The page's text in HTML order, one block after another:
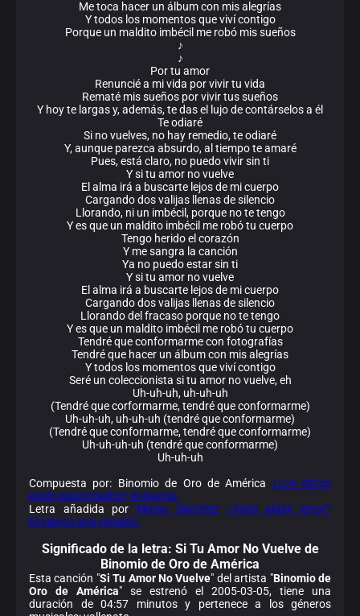
Me toca hacer un álbum con mis alegrías
Y todos los momentos que viví contigo
Porque un maldito imbécil me robó mis sueños
♪
♪
Por tu amor
Renuncié a mi vida por vivir tu vida
Rematé mis sueños por vivir tus sueños
Y hoy te largas y, además, te das el lujo de contárselos a él
Te odiaré
Si no vuelves, no hay remedio, te odiaré
Y, aunque parezca absurdo, al tiempo te amaré
Pues, está claro, no puedo vivir sin ti
Y si tu amor no vuelve
El alma irá a buscarte lejos de mi cuerpo
Cargando dos valijas llenas de silencio
Llorando, ni un imbécil, porque no te tengo
Y es que un maldito imbécil me robó tu cuerpo
Tengo herido el corazón
Y me sangra la canción
Ya no puedo estar sin ti
Y si tu amor no vuelve
El alma irá a buscarte lejos de mi cuerpo
Cargando dos valijas llenas de silencio
Llorando del fracaso porque no te tengo
Y es que un maldito imbécil me robó tu cuerpo
Tendré que conformarme con fotografías
Tendré que hacer un álbum con mis alegrías
Y todos los momentos que viví contigo
Seré un coleccionista si tu amor no vuelve, eh
Uh-uh-uh, uh-uh-uh
(Tendré que corformarme, tendré que conformarme)
Uh-uh-uh, uh-uh-uh (tendré que conformarme)
(Tendré que conformarme, tendré que conformarme)
Uh-uh-uh-uh (tendré que conformarme)
Uh-uh-uh
Compuesta por: Binomio de Oro de América ¿Los datos
están equivocados? Avísanos.
Letra añadida por Mateo Sanchez
¿Viste algún error?
Envíanos una revisión.
Significado de la letra: Si Tu Amor No Vuelve de
Binomio de Oro de América
Esta canción "Si Tu Amor No Vuelve" del artista "Binomio de
Oro de América" se estrenó el 2005-03-05, tiene una
duración de 04:57 minutos y pertenece a los géneros